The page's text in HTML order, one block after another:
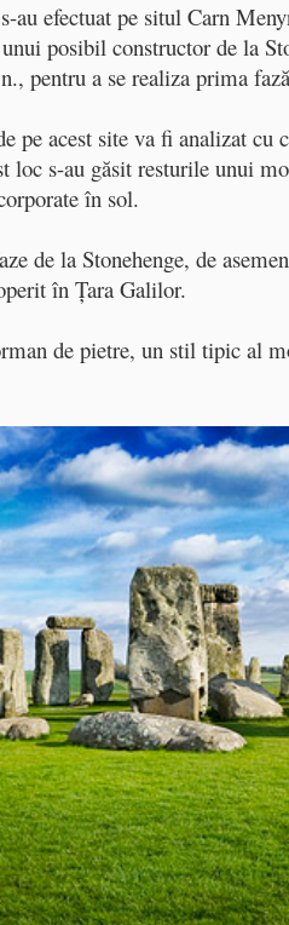
rt
aj
a
z
au efectuat pe situl Carn
posibil constructor de la
pentru a se realiza prima
pe acest site va fi analizat cu
loc s-au găsit resturile unui
în sol.
de la Stonehenge, de
în Ţara Galilor.
de pietre, un stil tipic al